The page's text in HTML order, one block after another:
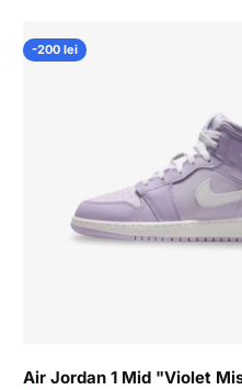
-200 lei
Air Jordan 1 Mid "Violet